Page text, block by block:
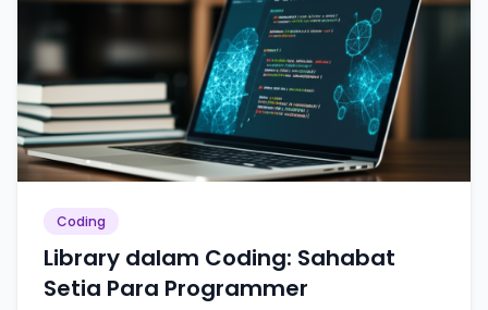
Coding
Library dalam Coding: Sahabat
Setia Para Programmer